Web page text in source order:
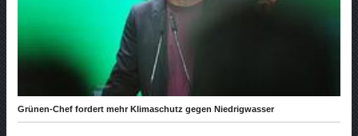
Grünen-Chef fordert mehr Klimaschutz gegen Niedrigwasser